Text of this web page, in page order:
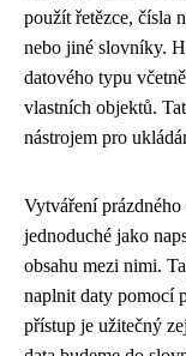
použít řetězce, čísla
nebo jiné slovníky.
datového typu
vlastních objektů.
nástrojem pro
Vytváření
jednoduché jako
obsahu mezi nimi.
naplnit daty pomocí
přístup je užitečný